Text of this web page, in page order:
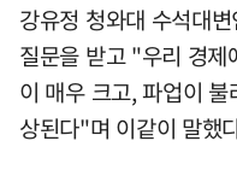
강유정 청와대 수석대
질문을 받고 "우리 경제
이 매우 크고, 파업이
상된다"며 이같이 말했